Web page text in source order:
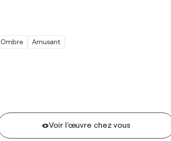
Voir l'œuvre chez vous
Ombre Amusant